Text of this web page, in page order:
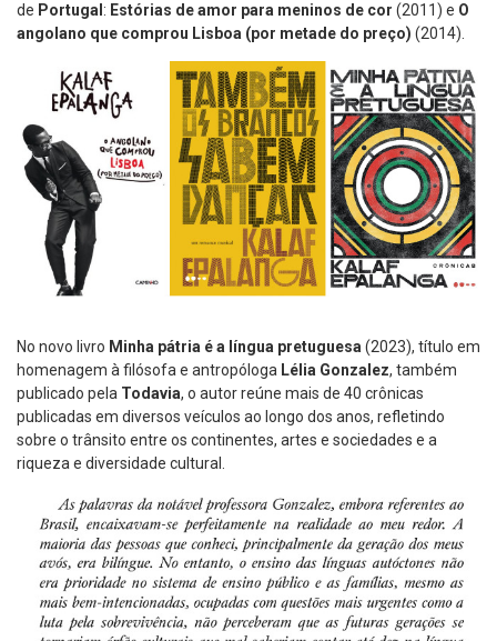
de Portugal : Estórias de amor para meninos de cor (2011) e O
angolano que comprou Lisboa (por metade do preço) (2014).
No novo livro Minha pátria é a língua pretuguesa(2023), título em
homenagem à filósofa e antropóloga Lélia Gonzalez, também
publicado pela Todavia, o autor reúne mais de 40 crônicas
publicadas em diversos veículos ao longo dos anos, refletindo
sobre o trânsito entre os continentes, artes e sociedades e a
riqueza e diversidade cultural.